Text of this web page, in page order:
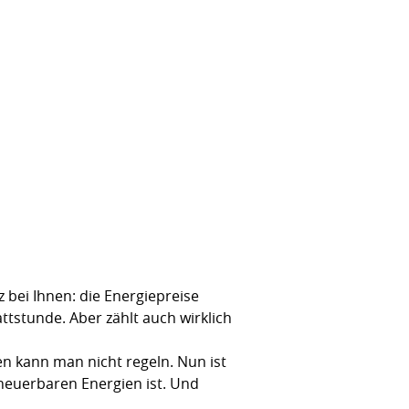
bei Ihnen: die Energiepreise
Aber zählt auch wirklich
kann man nicht regeln. Nun ist
Energien ist. Und